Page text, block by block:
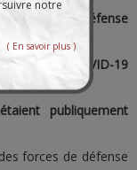
de défense
COVID-19
publiquement
forces de défense
notre
( En savoir plus )